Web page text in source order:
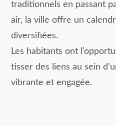
traditionnels en passant
air, la ville offre un
diversifiées.
Les habitants ont
tisser des liens au sein
vibrante et engagée.